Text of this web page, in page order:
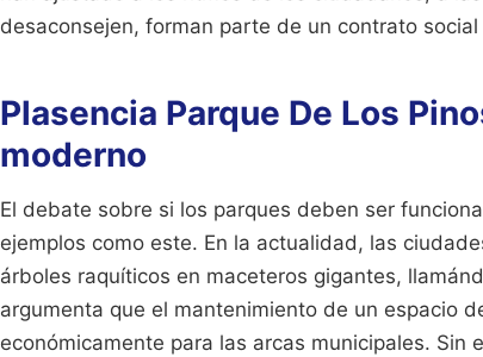
desaconsejen, forman parte de un contrato
Plasencia Parque De Los
moderno
El debate sobre si los parques deben ser
ejemplos como este. En la actualidad, las
árboles raquíticos en maceteros gigantes,
argumenta que el mantenimiento de un espacio
económicamente para las arcas municipales. Sin